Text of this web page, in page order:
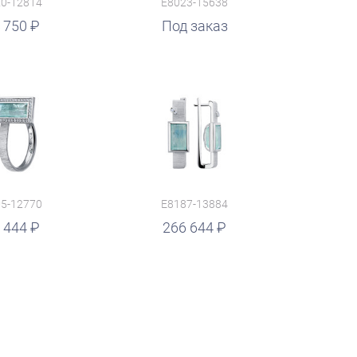
750 Под заказ
12770
444
E8187-13884
266 644